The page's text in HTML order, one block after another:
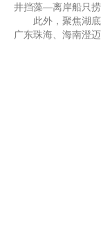
井挡藻—离岸船只
此外，聚焦湖底淤
广东珠海、海南澄迈